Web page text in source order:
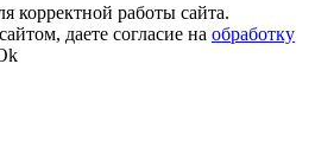
корректной работы сайта.
даете согласие на обработку